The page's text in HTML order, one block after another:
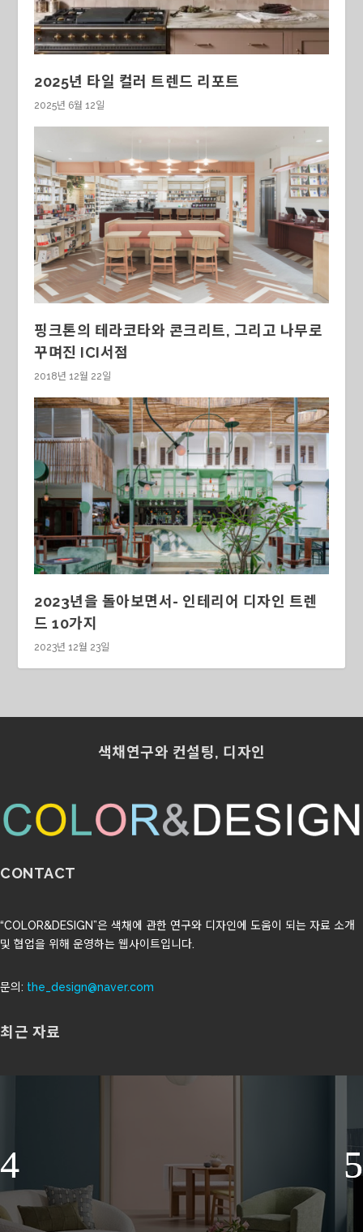
2025년 타일 컬러 트렌드 리포트
2025년 6월 12일
핑크톤의 테라코타와 콘크리트, 그리고 나무로
꾸며진 ICI서점
2018년 12월 22일
2023년을 돌아보면서- 인테리어 디자인 트렌
드 10가지
2023년 12월 23일
색채연구와 컨설팅, 디자인
CONTACT
“COLOR&DESIGN”은 색채에 관한 연구와 디자인에 도움이 되는 자료 소개
및 협업을 위해 운영하는 웹사이트입니다.
문의: the_design@naver.com
최근 자료
도어’